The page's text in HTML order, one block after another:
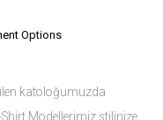
Options
katoloğumuzda
Modellerimiz stilinize